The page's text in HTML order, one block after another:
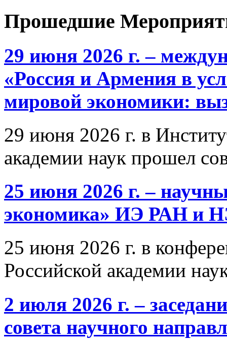
Прошедшие
29 июня 2026 г. –
«Россия и Армения в
мировой экономики:
29 июня 2026 г. в
академии наук прошел
25 июня 2026 г. –
экономика» ИЭ РАН и
25 июня 2026 г. в
Российской академии
2 июля 2026 г. –
совета научного